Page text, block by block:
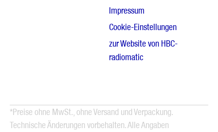
Impressum
Cookie-Einstellungen
zur Website von HBC-
radiomatic
*Preise ohne MwSt., ohne Versand und Verpackung.
Technische Änderungen vorbehalten. Alle Angaben